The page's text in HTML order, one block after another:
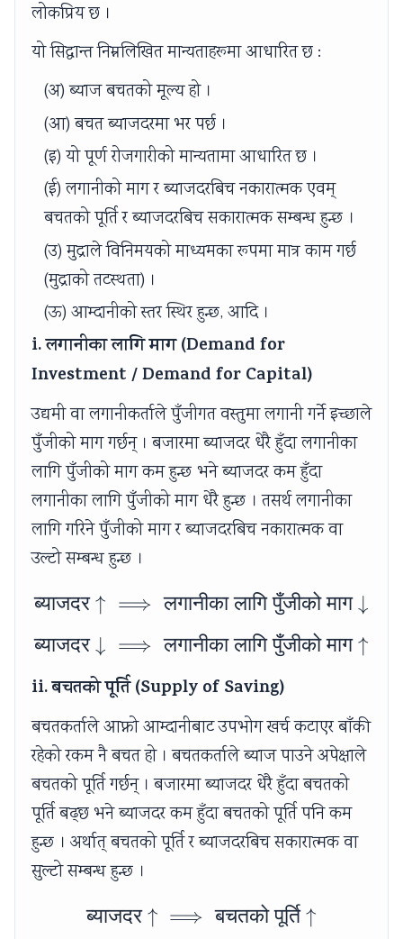
लोकप्रिय छ ।
यो सिद्धान्त निम्नलिखित मान्यताहरूमा आधारित छ :
(अ) ब्याज बचतको मूल्य हो ।
(आ) बचत ब्याजदरमा भर पर्छ ।
(इ) यो पूर्ण रोजगारीको मान्यतामा आधारित छ ।
(ई) लगानीको माग र ब्याजदरबिच नकारात्मक एवम्
बचतको पूर्ति र ब्याजदरबिच सकारात्मक सम्बन्ध हुन्छ ।
(उ) मुद्राले विनिमयको माध्यमका रूपमा मात्र काम गर्छ
(मुद्राको तटस्थता) ।
(ऊ) आम्दानीको स्तर स्थिर हुन्छ, आदि ।
i. लगानीका लागि माग (Demand for
Investment / Demand for Capital)
उद्यमी वा लगानीकर्ताले पुँजीगत वस्तुमा लगानी गर्ने इच्छाले
पुँजीको माग गर्छन् । बजारमा ब्याजदर धेरै हुँदा लगानीका
लागि पुँजीको माग कम हुन्छ भने ब्याजदर कम हुँदा
लगानीका लागि पुँजीको माग धेरै हुन्छ । तसर्थ लगानीका
लागि गरिने पुँजीको माग र ब्याजदरबिच नकारात्मक वा
उल्टो सम्बन्ध हुन्छ ।
\text{ब्याजदर}
ब्याजदर ↑ ⟹ लगानीका लागि पुँजीको माग ↓
\text{ब्याजदर}
ब्याजदर ↓ ⟹ लगानीका लागि पुँजीको माग ↑
ii. बचतको पूर्ति (Supply of Saving)
बचतकर्ताले आफ्नो आम्दानीबाट उपभोग खर्च कटाएर बाँकी
रहेको रकम नै बचत हो । बचतकर्ताले ब्याज पाउने अपेक्षाले
बचतको पूर्ति गर्छन् । बजारमा ब्याजदर धेरै हुँदा बचतको
पूर्ति बढ्छ भने ब्याजदर कम हुँदा बचतको पूर्ति पनि कम
हुन्छ । अर्थात् बचतको पूर्ति र ब्याजदरबिच सकारात्मक वा
सुल्टो सम्बन्ध हुन्छ ।
\text{ब्याजदर}
ब्याजदर ↑ ⟹ बचतको पूर्ति ↑